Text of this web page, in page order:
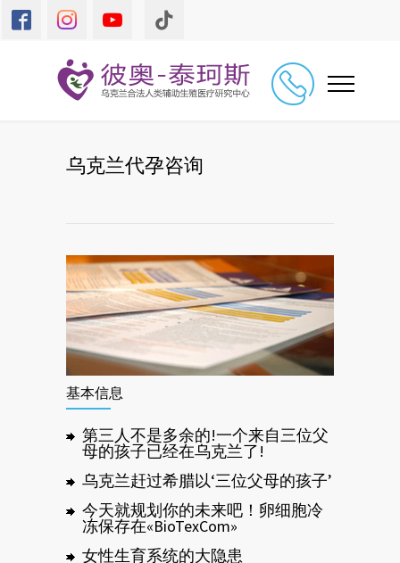
乌克兰代孕咨询
基本信息
第三人不是多余的!一个来自三位父
母的孩子已经在乌克兰了!
乌克兰赶过希腊以‘三位父母的孩子’
今天就规划你的未来吧！卵细胞冷
冻保存在«BioTexCom»
女性生育系统的大隐患